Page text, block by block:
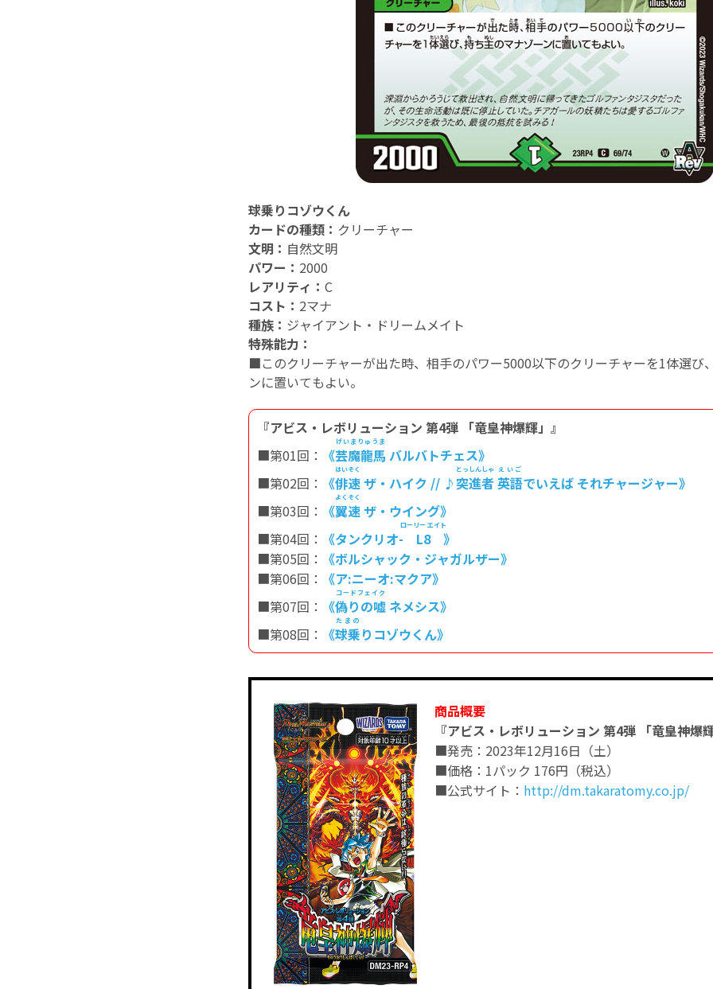
球乗りコゾウくん
カードの種類： クリーチャー
文明： 自然文明
パワー： 2000
レアリティ： C
コスト： 2マナ
種族： ジャイアント・ドリームメイト
特殊能力：
■このクリーチャーが出た時、相手のパワー5000以下のクリーチャーを1体選び
ンに置いてもよい。
『アビス・レボリューション 第4弾 「竜皇神爆輝」』
■第01回：
《芸魔龍馬
げいまりゅうま
バルバトチェス》
■第02回：
《俳速
はいそく
ザ・ハイク // ♪突進者
とっしんしゃ
英語
えいご
でいえば それチャージャー》
■第03回：
《翼速
よくそく
ザ・ウイング》
■第04回：
《タンクリオ- L8
ローリー エイト
》
■第05回：
《ボルシャック・ジャガルザー》
■第06回：
《ア:ニーオ:マクア》
■第07回：
《偽りの嘘
コードフェイク
ネメシス》
■第08回：
《球乗
たまの
りコゾウくん》
商品概要
『アビス・レボリューション 第4弾 「竜皇神爆
■発売：2023年12月16日（土）
■価格：1パック 176円（税込）
■公式サイト： http://dm.takaratomy.co.jp/